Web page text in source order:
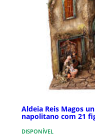
Aldeia Reis Magos
napolitano com 21
DISPONÍVEL